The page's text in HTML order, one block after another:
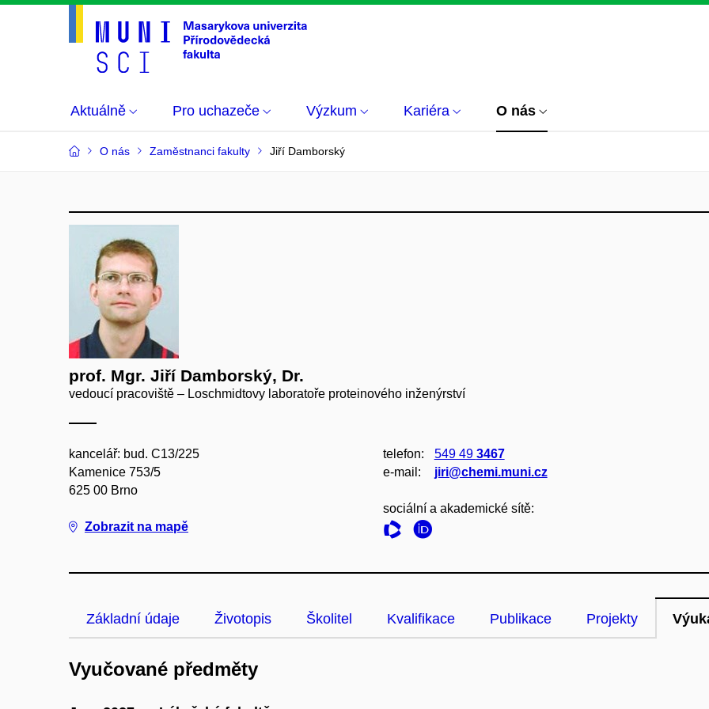
Aktuálně Pro uchazeče Výzkum Kariéra O nás
O nás Zaměstnanci fakulty Jiří Damborský
prof. Mgr. Jiří Damborský, Dr.
vedoucí pracoviště – Loschmidtovy laboratoře proteinového inženýrství
kancelář: bud. C13/225
Kamenice 753/5
625 00 Brno
Zobrazit na mapě
telefon: 549 49 3467
e‑mail:
jiri@chemi.muni.cz
sociální a akademické sítě:
Základní údaje Životopis Školitel Kvalifikace Publikace Projekty
Vyučované předměty